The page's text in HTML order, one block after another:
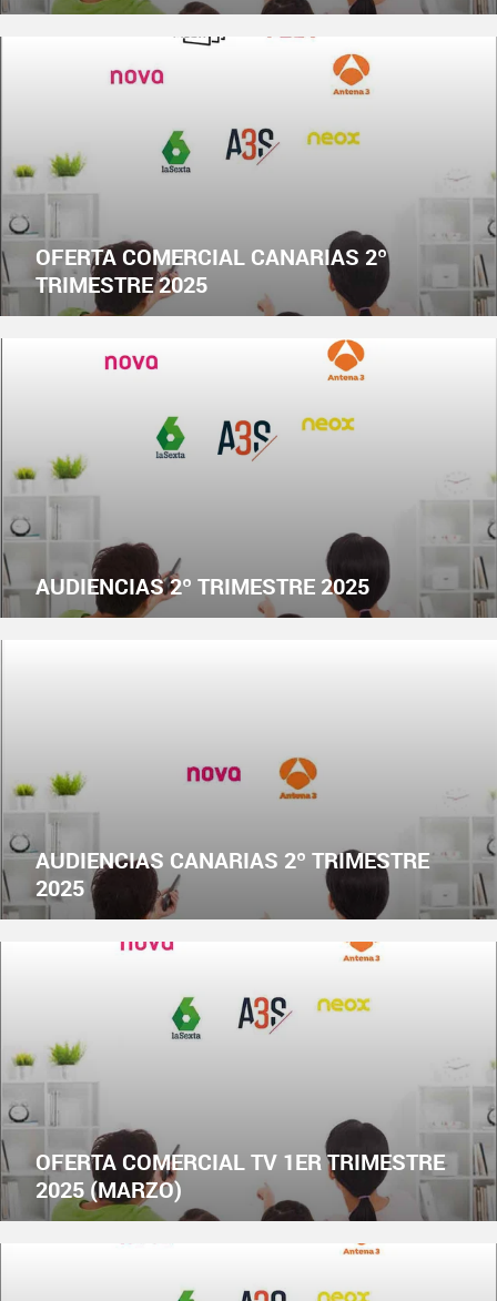
OFERTA COMERCIAL CANARIAS 2º
TRIMESTRE 2025
AUDIENCIAS 2º TRIMESTRE 2025
AUDIENCIAS CANARIAS 2º TRIMESTRE
2025
OFERTA COMERCIAL TV 1ER TRIMESTRE
2025 (MARZO)